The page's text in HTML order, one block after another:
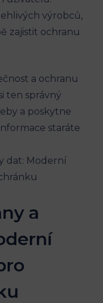
výrobců,
zajistit ochranu
a ochranu
ten správný
a poskytne
staráte
a